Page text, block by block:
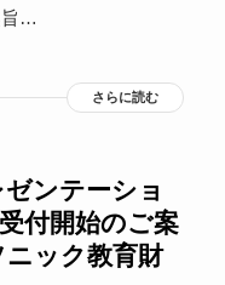
旨…
さらに読む
ンテーショ
付開始のご案
ニック教育財